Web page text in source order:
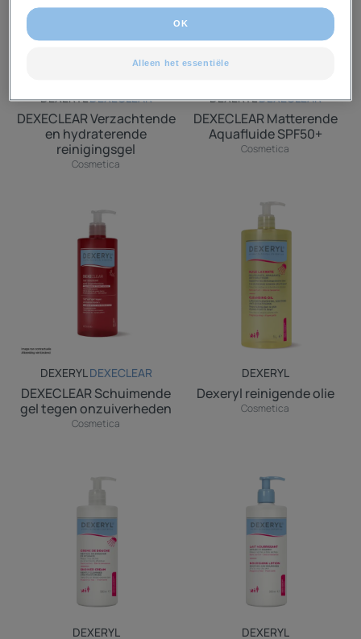
reinigingsgel
DEXERYLDEXECLEAR
DEXECLEAR Verzachtende
en hydraterende
reinigingsgel
Cosmetica
DEXERYLDEXECLEAR
DEXECLEAR Matterende
Aquafluide SPF50+
Cosmetica
Schuimende
gel
tegen
onzuiverheden
DEXERYLDEXECLEAR
DEXECLEAR Schuimende
gel tegen onzuiverheden
Cosmetica
Dexeryl
reinigende
olie
DEXERYL
Dexeryl reinigende olie
Cosmetica
Douchecrème
DEXERYL
Voedende
melk
DEXERYL
Alleen het essentiële
OK